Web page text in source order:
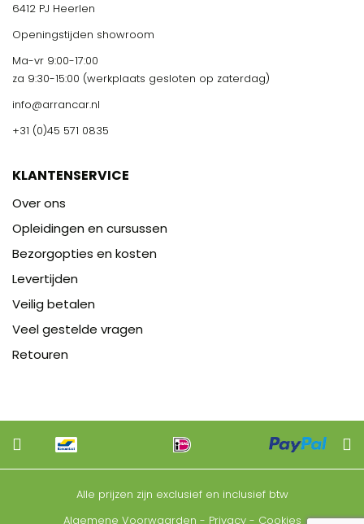
6412 PJ Heerlen
Openingstijden showroom
Ma-vr 9:00-17:00
za 9:30-15:00 (werkplaats gesloten op zaterdag)
info@arrancar.nl
+31 (0)45 571 0835
KLANTENSERVICE
Over ons
Opleidingen en cursussen
Bezorgopties en kosten
Levertijden
Veilig betalen
Veel gestelde vragen
Retouren
Alle prijzen zijn exclusief en inclusief btw
Algemene Voorwaarden - Privacy- Cookies